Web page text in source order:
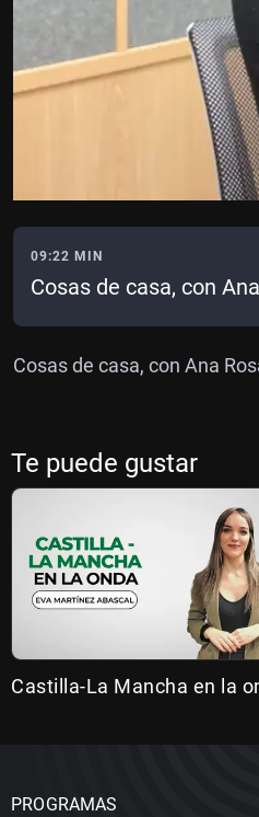
09:22 MIN
Cosas de casa, con
Cosas de casa, con Ana
Te puede gustar
Castilla-La Mancha en la
PROGRAMAS